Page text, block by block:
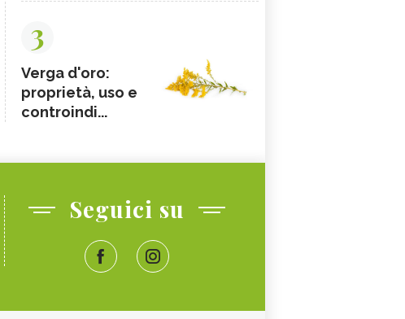
3
Verga d'oro:
proprietà, uso e
controindi...
Seguici su